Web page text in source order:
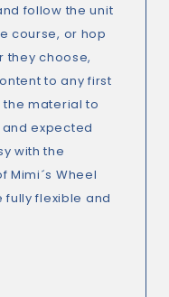
follow the unit
course, or hop
they choose,
to any first
material to
expected
with the
Mimi´s Wheel
flexible and